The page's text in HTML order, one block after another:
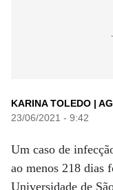
KARINA TOLEDO |
23/06/2021 - 9:42
Um caso de
ao menos 218 dias
Universidade de